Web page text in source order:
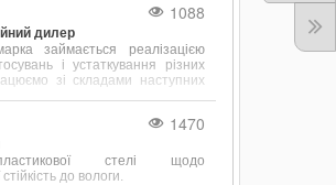
1088
дилер
займається реалізацією
і устаткування різних
зі складами наступних
1470
стелі щодо
до вологи.